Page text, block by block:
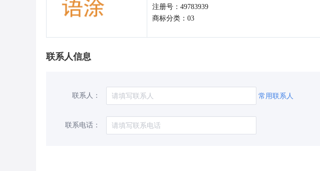
注册号：49783939
商标分类：03
联系人信息
联系人： 常用联系人
联系电话：